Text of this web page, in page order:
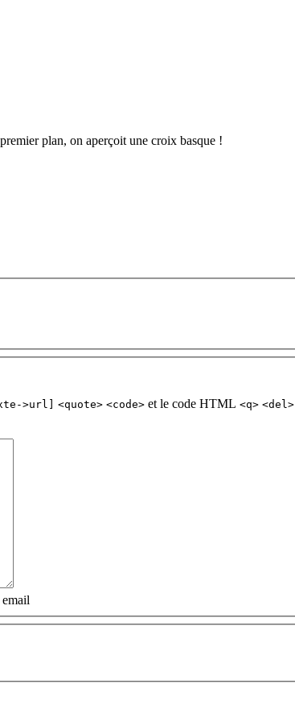
plan, on aperçoit une croix basque !
>url] <quote> <code> et le code HTML <q> <del>